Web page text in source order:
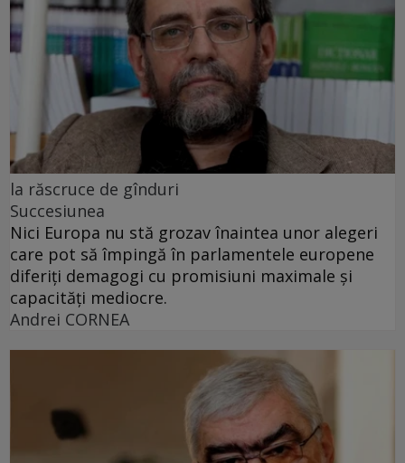
la răscruce de gînduri
Succesiunea
Nici Europa nu stă grozav înaintea unor alegeri
care pot să împingă în parlamentele europene
diferiți demagogi cu promisiuni maximale și
capacități mediocre.
Andrei CORNEA